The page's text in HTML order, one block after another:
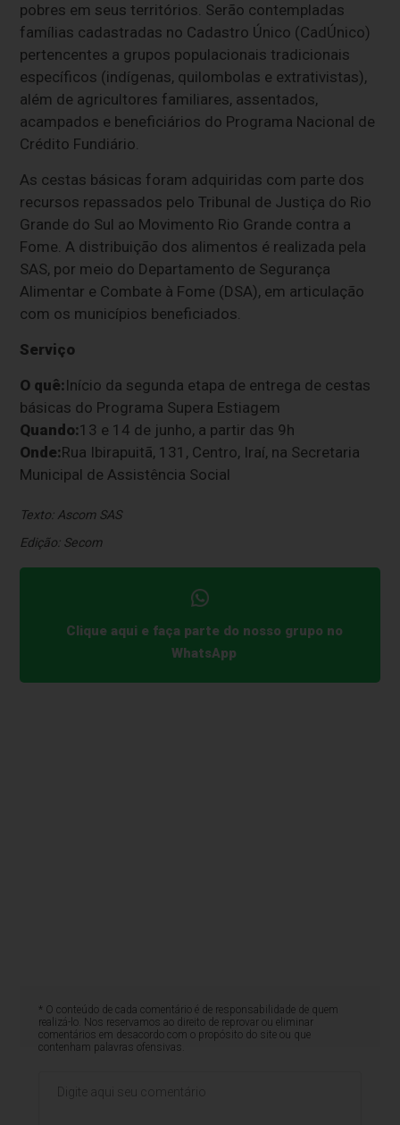
pobres em seus territórios. Serão contempladas
famílias cadastradas no Cadastro Único (CadÚnico)
pertencentes a grupos populacionais tradicionais
específicos (indígenas, quilombolas e extrativistas),
além de agricultores familiares, assentados,
acampados e beneficiários do Programa Nacional de
Crédito Fundiário.
As cestas básicas foram adquiridas com parte dos
recursos repassados pelo Tribunal de Justiça do Rio
Grande do Sul ao Movimento Rio Grande contra a
Fome. A distribuição dos alimentos é realizada pela
SAS, por meio do Departamento de Segurança
Alimentar e Combate à Fome (DSA), em articulação
com os municípios beneficiados.
Serviço
O quê:Início da segunda etapa de entrega de cestas
básicas do Programa Supera Estiagem
Quando:13 e 14 de junho, a partir das 9h
Onde:Rua Ibirapuitã, 131, Centro, Iraí, na Secretaria
Municipal de Assistência Social
Texto: Ascom SAS
Edição: Secom
Clique aqui e faça parte do nosso grupo no
WhatsApp
* O conteúdo de cada comentário é de responsabilidade de quem
realizá-lo. Nos reservamos ao direito de reprovar ou eliminar
comentários em desacordo com o propósito do site ou que
contenham palavras ofensivas.